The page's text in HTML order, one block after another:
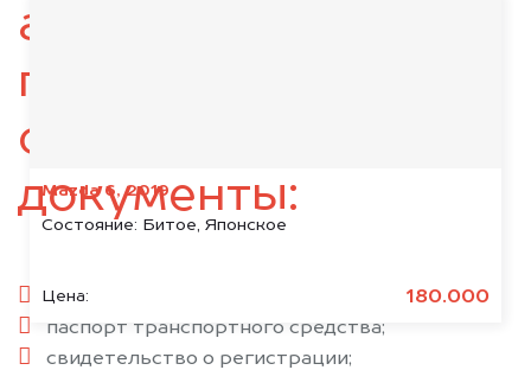
Mazda 6, 2019
Состояние: Битое, Японское
Цена: 180.000
автомобиль,
подготовьте
следующие
документы:
паспорт гражданина РФ;
паспорт транспортного средства;
свидетельство о регистрации;